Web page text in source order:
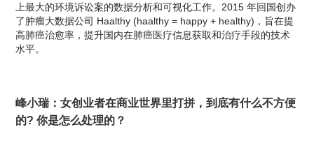
上最大的环境诉讼案的数据分析和可视化工作。2015 年回国创办
了肿瘤大数据公司 Haalthy (haalthy = happy + healthy)，旨在提
高肺癌治愈率，提升国内在肺癌医疗信息获取和治疗手段的技术
水平。
峰小瑞：女创业者在商业世界里打拼，到底有什么不方便
的? 你是怎么处理的？